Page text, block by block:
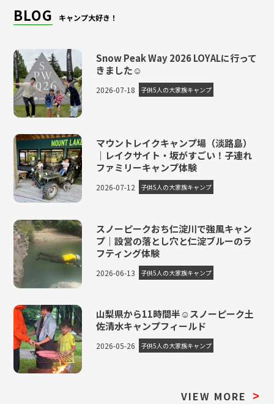
BLOG キャンプ大好き！
Snow Peak Way 2026 LOYALに行って
きました☺
2026-07-18 子供5人の大家族キャンプ
マウントレイクキャンプ場（淡路島）
｜レイクサイト・坂がすごい！子連れ
ファミリーキャンプ体験
2026-07-12 子供5人の大家族キャンプ
スノーピークおち仁淀川で強風キャン
プ｜設営の落とし穴と仁淀ブルーのラ
フティング体験
2026-06-13 子供5人の大家族キャンプ
山梨県から11時間半☺スノーピーク土
佐清水キャンプフィールド
2026-05-26 子供5人の大家族キャンプ
VIEW MORE >